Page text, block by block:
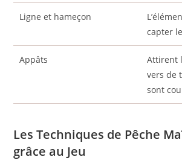
Ligne et hameçon
capter
Appâts
Attirent
vers de
sont
Les Techniques de Pêche
grâce au Jeu